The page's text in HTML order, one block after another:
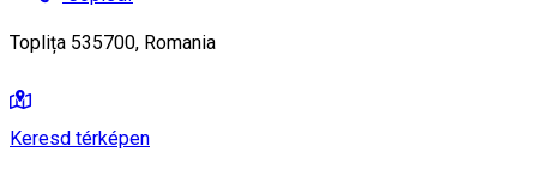
Toplița 535700, Romania
Keresd térképen